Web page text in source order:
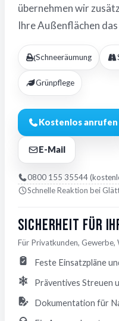
übernehmen wir
Ihre Außenflächen
Schneeräumung
Grünpflege
Kostenlos anrufen
E-Mail
0800 155 35544
Schnelle Reaktion bei
Sicherheit für
Für Privatkunden, Gewerbe,
Feste Einsatzpläne
Präventives Streuen
Dokumentation für